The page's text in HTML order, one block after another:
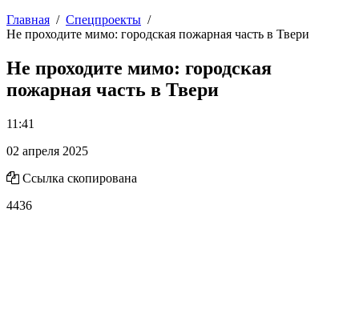
Главная
Спецпроекты
Не проходите мимо: городская пожарная часть в Твери
Не проходите мимо: городская
пожарная часть в Твери
11:41
02 апреля 2025
Ссылка скопирована
4436